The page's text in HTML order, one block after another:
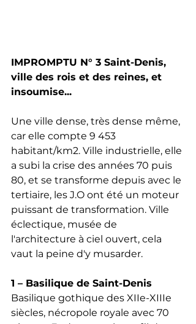
IMPROMPTU N° 3 Saint-Denis,
ville des rois et des reines, et
insoumise...
Une ville dense, très dense même,
car elle compte 9 453
habitant/km2. Ville industrielle, elle
a subi la crise des années 70 puis
80, et se transforme depuis avec le
tertiaire, les J.O ont été un moteur
puissant de transformation. Ville
éclectique, musée de
l'architecture à ciel ouvert, cela
vaut la peine d'y musarder.
1 – Basilique de Saint-Denis
Basilique gothique des XIIe-XIIIe
siècles, nécropole royale avec 70